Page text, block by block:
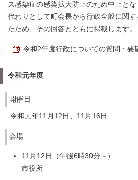
ス感染症の感染拡大防止のため中止と
代わりとして町会長から行政全般に関
たため、その回答とともに掲載します。
令和2年度行政についての質問・要
令和元年度
開催日
令和元年11月12日、11月16日
会場
11月12日（午後6時30分～）
市役所